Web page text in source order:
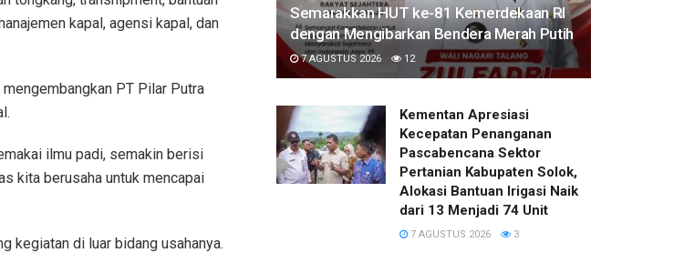
kapal, agensi kapal, dan
PT Pilar Putra
ilmu padi, semakin berisi
kita berusaha untuk mencapai
kegiatan di luar bidang usahanya.
Semarakkan HUT ke-81 Kemerdekaan RI
dengan Mengibarkan Bendera Merah Putih
7 AGUSTUS 2026 12
Kementan Apresiasi
Kecepatan Penanganan
Pascabencana Sektor
Pertanian Kabupaten Solok,
Alokasi Bantuan Irigasi Naik
dari 13 Menjadi 74 Unit
7 AGUSTUS 2026 3